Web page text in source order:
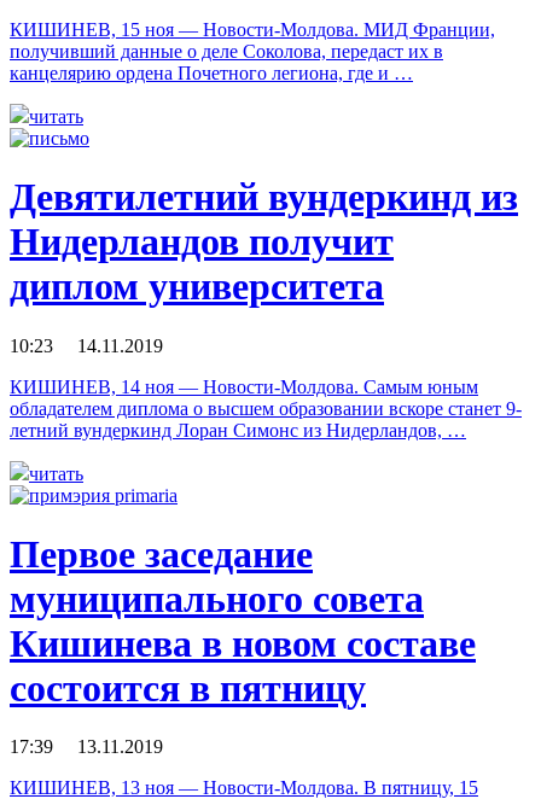
КИШИНЕВ, 15 ноя — Новости-Молдова. МИД Франции,
получивший данные о деле Соколова, передаст их в
канцелярию ордена Почетного легиона, где и …
читать
Девятилетний вундеркинд из
Нидерландов получит
диплом университета
10:23 14.11.2019
КИШИНЕВ, 14 ноя — Новости-Молдова. Самым юным
обладателем диплома о высшем образовании вскоре станет 9-
летний вундеркинд Лоран Симонс из Нидерландов, …
читать
Первое заседание
муниципального совета
Кишинева в новом составе
состоится в пятницу
17:39 13.11.2019
КИШИНЕВ, 13 ноя — Новости-Молдова. В пятницу, 15